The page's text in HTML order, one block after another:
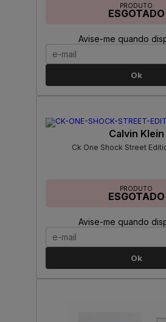
PRODUTO
ESGOTADO
Avise-me quando
Ok
Calvin Klein
Ck One Shock Street
PRODUTO
ESGOTADO
Avise-me quando
Ok